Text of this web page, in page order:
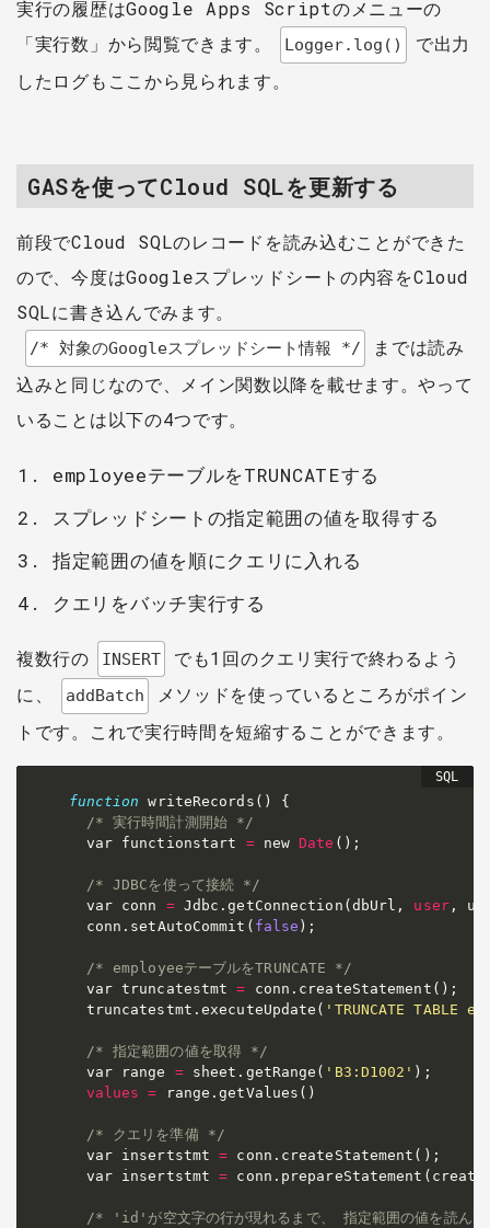
実行の履歴はGoogle Apps Scriptのメニューの
「実行数」から閲覧できます。
Logger.log()
で出力
したログもここから見られます。
GASを使ってCloud SQLを更新する
前段でCloud SQLのレコードを読み込むことができた
ので、今度はGoogleスプレッドシートの内容をCloud
SQLに書き込んでみます。
/* 対象のGoogleスプレッドシート情報 */
までは読み
込みと同じなので、メイン関数以降を載せます。やって
いることは以下の4つです。
employeeテーブルをTRUNCATEする
スプレッドシートの指定範囲の値を取得する
指定範囲の値を順にクエリに入れる
クエリをバッチ実行する
複数行の INSERT
でも1回のクエリ実行で終わるよう
に、
addBatch
メソッドを使っているところがポイン
トです。これで実行時間を短縮することができます。
function writeRecords ( )
{
/* 実行時間計測開始 */
  var functionstart
= new Date ( ) ;
/* JDBCを使って接続 */
  var conn
= Jdbc .getConnection ( dbUrl , user,
  conn
. setAutoCommit ( false ) ;
/* employeeテーブルをTRUNCATE */
  var truncatestmt
= conn . createStatement ( ) ;
  truncatestmt
.executeUpdate ( 'TRUNCATE TABLE
/* 指定範囲の値を取得 */
  var range
= sheet . getRange ( 'B3:D1002' ) ;
values
= range .getValues ( )
/* クエリを準備 */
  var insertstmt
= conn . createStatement ( ) ;
  var insertstmt
= conn . prepareStatement (
/* 'id'が空文字の行が現れるまで、 指定範囲の値を読ん